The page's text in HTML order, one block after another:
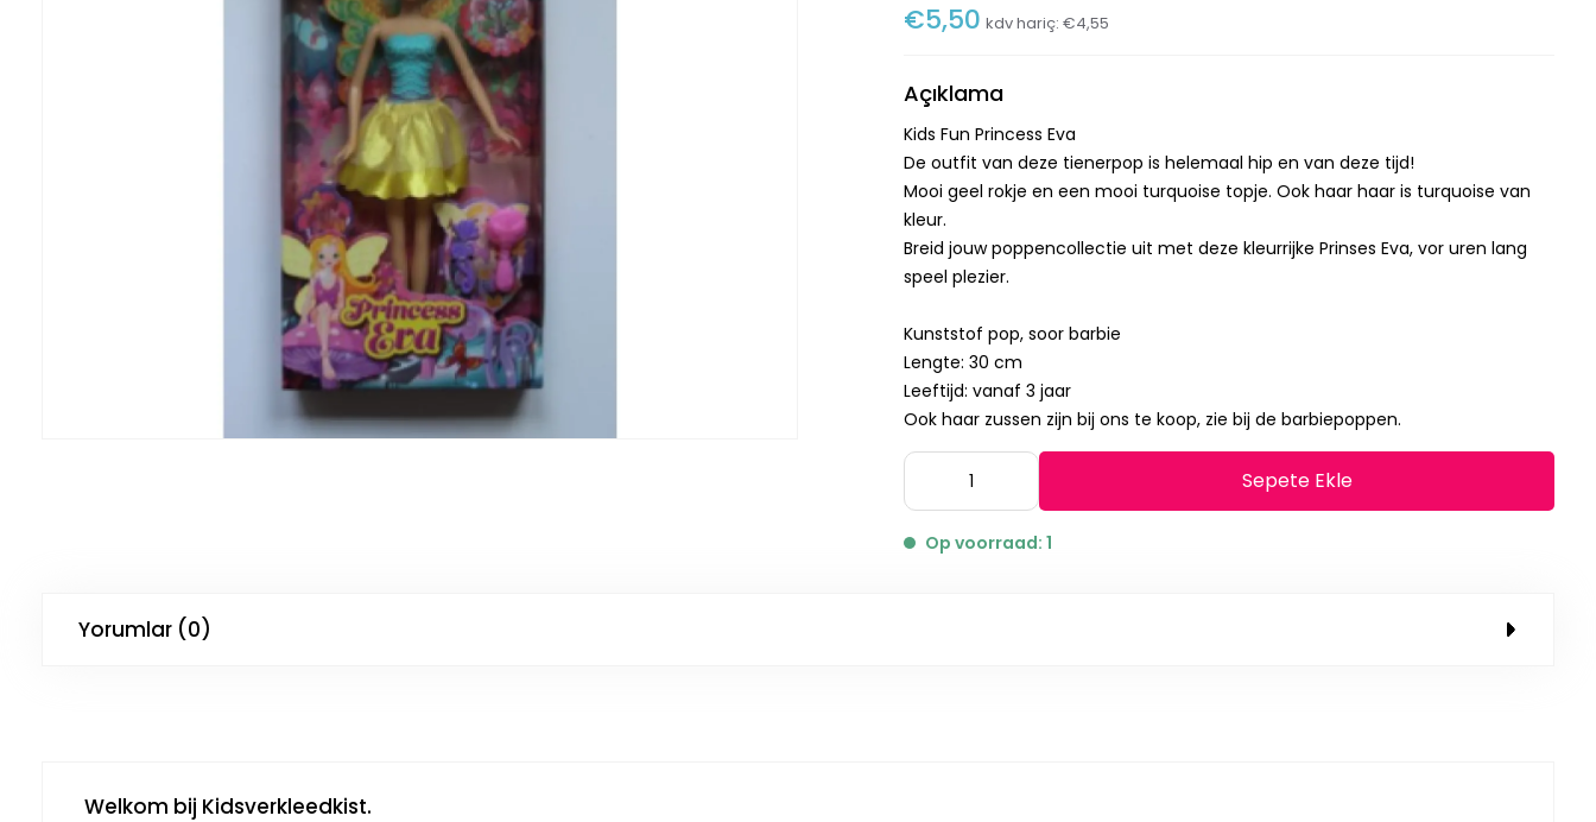
€5,50 kdv hariç:€4,55
Açıklama
Kids Fun Princess Eva
De outfit van deze tienerpop is helemaal hip en van deze tijd!
Mooi geel rokje en een mooi turquoise topje. Ook haar haar is turquoise van
kleur.
Breid jouw poppencollectie uit met deze kleurrijke Prinses Eva, vor uren lang
speel plezier.
Kunststof pop, soor barbie
Lengte: 30 cm
Leeftijd: vanaf 3 jaar
Ook haar zussen zijn bij ons te koop, zie bij de barbiepoppen.
Sepete Ekle
Op voorraad: 1
Yorumlar (0)
Welkom bij Kidsverkleedkist.